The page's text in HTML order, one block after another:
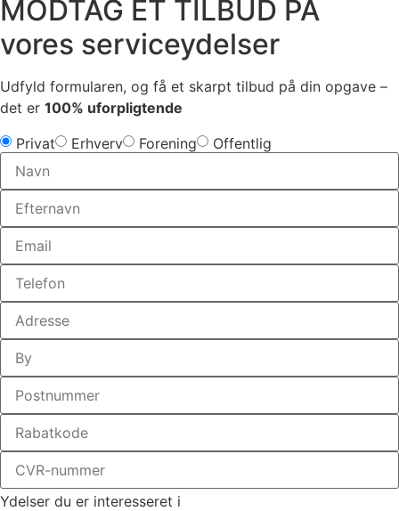
MODTAG ET TILBUD PÅ
vores serviceydelser
Udfyld formularen, og få et skarpt tilbud på din opgave –
det er 100% uforpligtende
Privat Erhverv Forening Offentlig
Ydelser du er interesseret i